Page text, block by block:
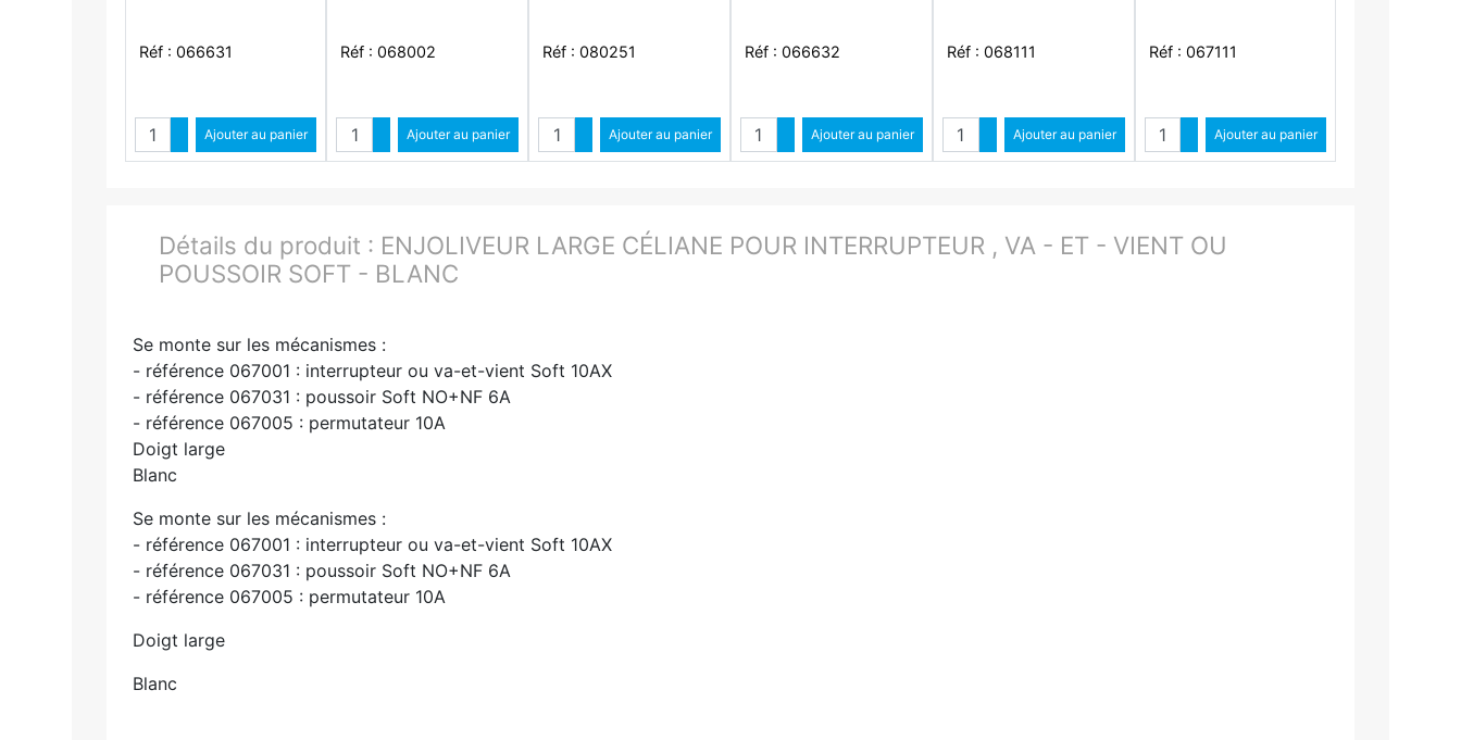
Réf : 066631
Quantité
Augmenter quantité
Diminuer quantité
Ajouter au panier
Réf : 068002
Quantité
Augmenter quantité
Diminuer quantité
Ajouter au panier
Réf : 080251
Quantité
Augmenter quantité
Diminuer quantité
Ajouter au panier
Réf : 066632
Quantité
Augmenter quantité
Diminuer quantité
Ajouter au panier
Réf : 068111
Quantité
Augmenter quantité
Diminuer quantité
Ajouter au panier
Réf : 067111
Quantité
Augmenter quantité
Diminuer quantité
Ajouter au panier
Détails du produit : ENJOLIVEUR LARGE CÉLIANE POUR INTERRUPTEUR , VA - ET - VIENT OU
POUSSOIR SOFT - BLANC
Se monte sur les mécanismes :
- référence 067001 : interrupteur ou va-et-vient Soft 10AX
- référence 067031 : poussoir Soft NO+NF 6A
- référence 067005 : permutateur 10A
Doigt large
Blanc
Se monte sur les mécanismes :
- référence 067001 : interrupteur ou va-et-vient Soft 10AX
- référence 067031 : poussoir Soft NO+NF 6A
- référence 067005 : permutateur 10A
Doigt large
Blanc